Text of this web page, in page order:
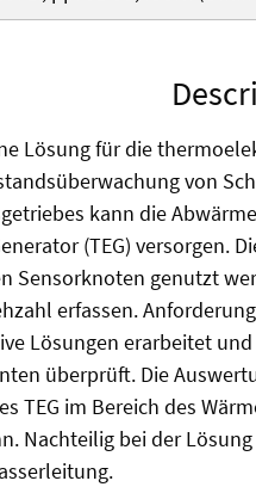
Lösung für die
von
kann die
(TEG) versorgen.
Sensorknoten genutzt
erfassen.
Lösungen erarbeitet
überprüft. Die
TEG im Bereich des
Nachteilig bei der